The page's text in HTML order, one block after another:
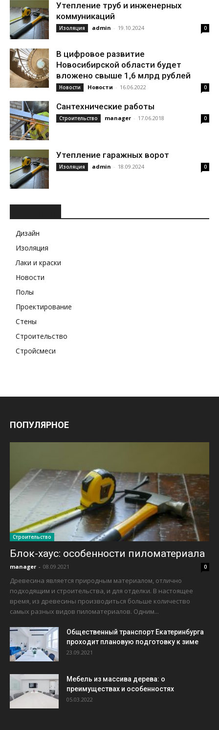
Утепление труб и инженерных
коммуникаций
Изоляция admin - 19.10.2024 0
В цифровое развитие
Новосибирской области будет
вложено свыше 1,6 млрд рублей
Новости Новости - 16.06.2022 0
Сантехнические работы
Строительство manager - 17.06.2018 0
Утепление гаражных ворот
Изоляция admin - 18.09.2024 0
Дизайн
Изоляция
Лаки и краски
Новости
Полы
Проектирование
Стены
Строительство
Стройсмеси
ПОПУЛЯРНОЕ
Строительство
Блок-хаус: особенности пиломатериала
manager - 08.09.2021 0
Древесина является природным материалом, отлично
подходящим и строительства, и для отделки. В настоящее
время, из древесины производиться больше количество
самых разных видов пиломатериалов. Одним...
Общественный транспорт Екатеринбурга
проходит плановую подготовку к зиме
23.09.2021
Мебель из массива дерева: о
преимуществах и особенностях
05.03.2022